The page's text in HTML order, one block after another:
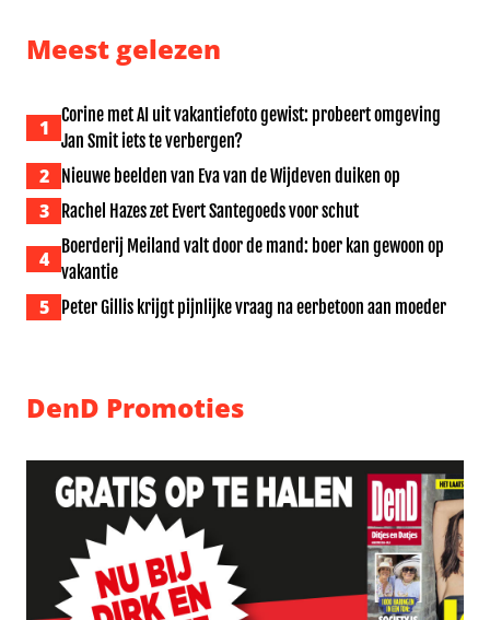
Meest gelezen
1
Corine met AI uit vakantiefoto gewist: probeert omgeving
Jan Smit iets te verbergen?
2 Nieuwe beelden van Eva van de Wijdeven duiken op
3 Rachel Hazes zet Evert Santegoeds voor schut
4
Boerderij Meiland valt door de mand: boer kan gewoon op
vakantie
5 Peter Gillis krijgt pijnlijke vraag na eerbetoon aan moeder
DenD Promoties